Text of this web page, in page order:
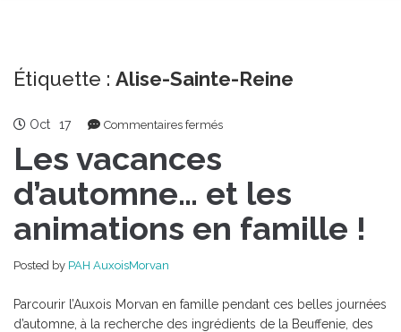
Étiquette : Alise-Sainte-Reine
Oct 17 Commentaires ferméssur
d’automne…
et
animations
Les vacances
d’automne… et les
animations en famille !
Posted by PAH AuxoisMorvan
Parcourir l’Auxois Morvan en famille pendant ces belles journées
d’automne, à la recherche des ingrédients de la Beuffenie, des